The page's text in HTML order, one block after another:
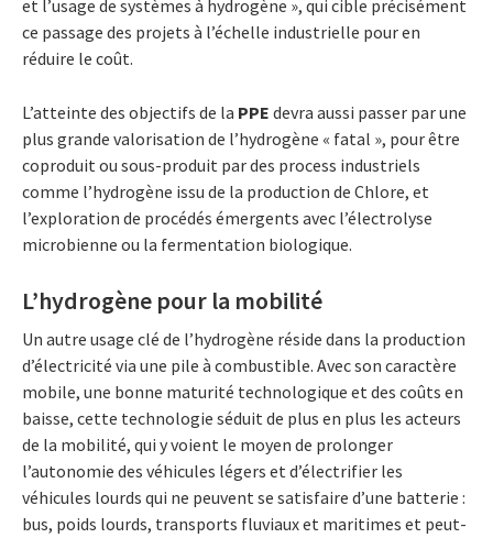
et l’usage de systèmes à hydrogène », qui cible précisément
ce passage des projets à l’échelle industrielle pour en
réduire le coût.
L’atteinte des objectifs de la PPE devra aussi passer par une
plus grande valorisation de l’hydrogène « fatal », pour être
coproduit ou sous-produit par des process industriels
comme l’hydrogène issu de la production de Chlore, et
l’exploration de procédés émergents avec l’électrolyse
microbienne ou la fermentation biologique.
L’hydrogène pour la mobilité
Un autre usage clé de l’hydrogène réside dans la production
d’électricité via une pile à combustible. Avec son caractère
mobile, une bonne maturité technologique et des coûts en
baisse, cette technologie séduit de plus en plus les acteurs
de la mobilité, qui y voient le moyen de prolonger
l’autonomie des véhicules légers et d’électrifier les
véhicules lourds qui ne peuvent se satisfaire d’une batterie :
bus, poids lourds, transports fluviaux et maritimes et peut-